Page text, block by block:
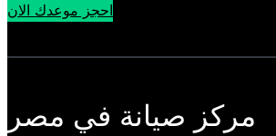
احجز موعدك الان
مركز صيانة في مصر